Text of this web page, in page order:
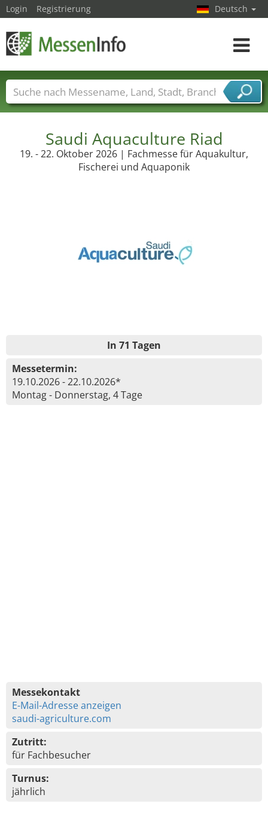
Saudi Aquaculture Riad
19. - 22. Oktober 2026 | Fachmesse für Aquakultur,
Fischerei und Aquaponik
In 71 Tagen
Messetermin:
19.10.2026 - 22.10.2026*
Montag - Donnerstag, 4 Tage
Messekontakt
E-Mail-Adresse anzeigen
saudi-agriculture.com
Zutritt:
für Fachbesucher
Turnus:
jährlich
Login Registrierung Deutsch
Toggle
Messenamen Länder Städte
Branchen